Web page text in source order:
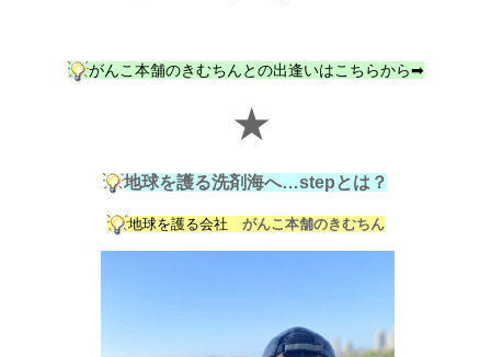
がんこ本舗のきむちんとの出逢いはこちらから➡
★
地球を護る洗剤海へ…stepとは？
地球を護る会社 がんこ本舗のきむちん